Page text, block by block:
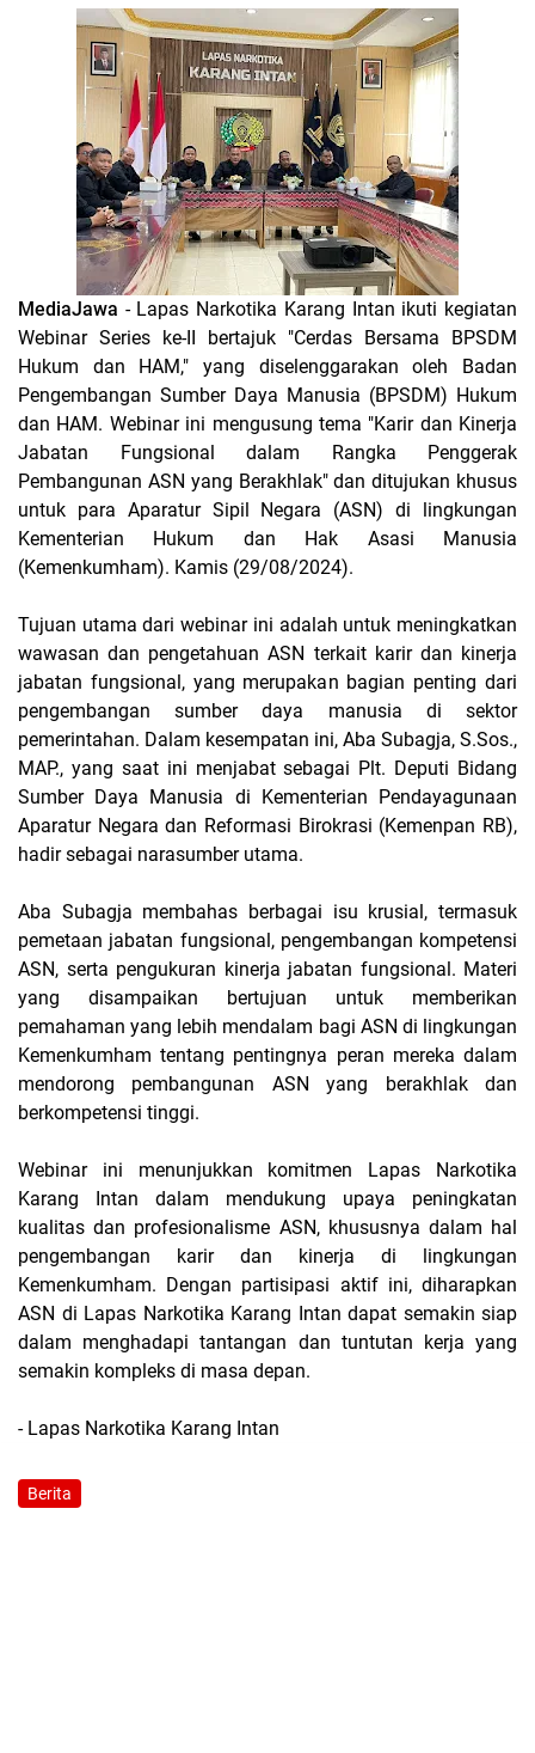
MediaJawa - Lapas Narkotika Karang Intan ikuti kegiatan
Webinar Series ke-II bertajuk "Cerdas Bersama BPSDM
Hukum dan HAM," yang diselenggarakan oleh Badan
Pengembangan Sumber Daya Manusia (BPSDM) Hukum
dan HAM. Webinar ini mengusung tema "Karir dan Kinerja
Jabatan Fungsional dalam Rangka Penggerak
Pembangunan ASN yang Berakhlak" dan ditujukan khusus
untuk para Aparatur Sipil Negara (ASN) di lingkungan
Kementerian Hukum dan Hak Asasi Manusia
(Kemenkumham). Kamis (29/08/2024).
Tujuan utama dari webinar ini adalah untuk meningkatkan
wawasan dan pengetahuan ASN terkait karir dan kinerja
jabatan fungsional, yang merupakan bagian penting dari
pengembangan sumber daya manusia di sektor
pemerintahan. Dalam kesempatan ini, Aba Subagja, S.Sos.,
MAP., yang saat ini menjabat sebagai Plt. Deputi Bidang
Sumber Daya Manusia di Kementerian Pendayagunaan
Aparatur Negara dan Reformasi Birokrasi (Kemenpan RB),
hadir sebagai narasumber utama.
Aba Subagja membahas berbagai isu krusial, termasuk
pemetaan jabatan fungsional, pengembangan kompetensi
ASN, serta pengukuran kinerja jabatan fungsional. Materi
yang disampaikan bertujuan untuk memberikan
pemahaman yang lebih mendalam bagi ASN di lingkungan
Kemenkumham tentang pentingnya peran mereka dalam
mendorong pembangunan ASN yang berakhlak dan
berkompetensi tinggi.
Webinar ini menunjukkan komitmen Lapas Narkotika
Karang Intan dalam mendukung upaya peningkatan
kualitas dan profesionalisme ASN, khususnya dalam hal
pengembangan karir dan kinerja di lingkungan
Kemenkumham. Dengan partisipasi aktif ini, diharapkan
ASN di Lapas Narkotika Karang Intan dapat semakin siap
dalam menghadapi tantangan dan tuntutan kerja yang
semakin kompleks di masa depan.
- Lapas Narkotika Karang Intan
Berita